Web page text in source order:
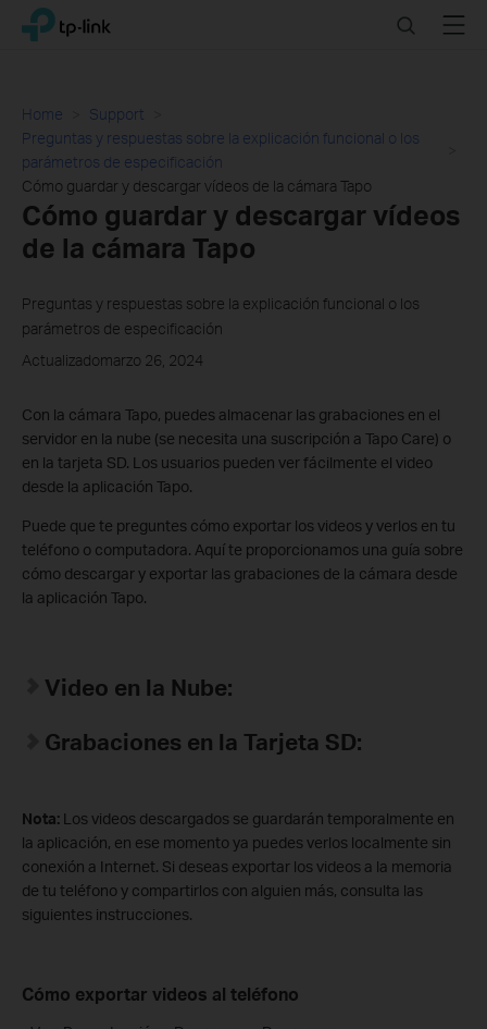
Click
navigation
TP-Link, Reliably Smart SearchMenu
Home
Support
Preguntas y respuestas sobre la explicación funcional o los
parámetros de especificación
Cómo guardar y descargar vídeos de la cámara Tapo
Cómo guardar y descargar vídeos
de la cámara Tapo
Preguntas y respuestas sobre la explicación funcional o los
parámetros de especificación
Actualizadomarzo 26, 2024
Con la cámara Tapo, puedes almacenar las grabaciones en el
servidor en la nube (se necesita una suscripción a Tapo Care) o
en la tarjeta SD. Los usuarios pueden ver fácilmente el video
desde la aplicación Tapo.
Puede que te preguntes cómo exportar los videos y verlos en tu
teléfono o computadora. Aquí te proporcionamos una guía sobre
cómo descargar y exportar las grabaciones de la cámara desde
la aplicación Tapo.
Video en la Nube:
Grabaciones en la Tarjeta SD:
Nota: Los videos descargados se guardarán temporalmente en
la aplicación, en ese momento ya puedes verlos localmente sin
conexión a Internet. Si deseas exportar los videos a la memoria
de tu teléfono y compartirlos con alguien más, consulta las
siguientes instrucciones.
Cómo exportar videos al teléfono